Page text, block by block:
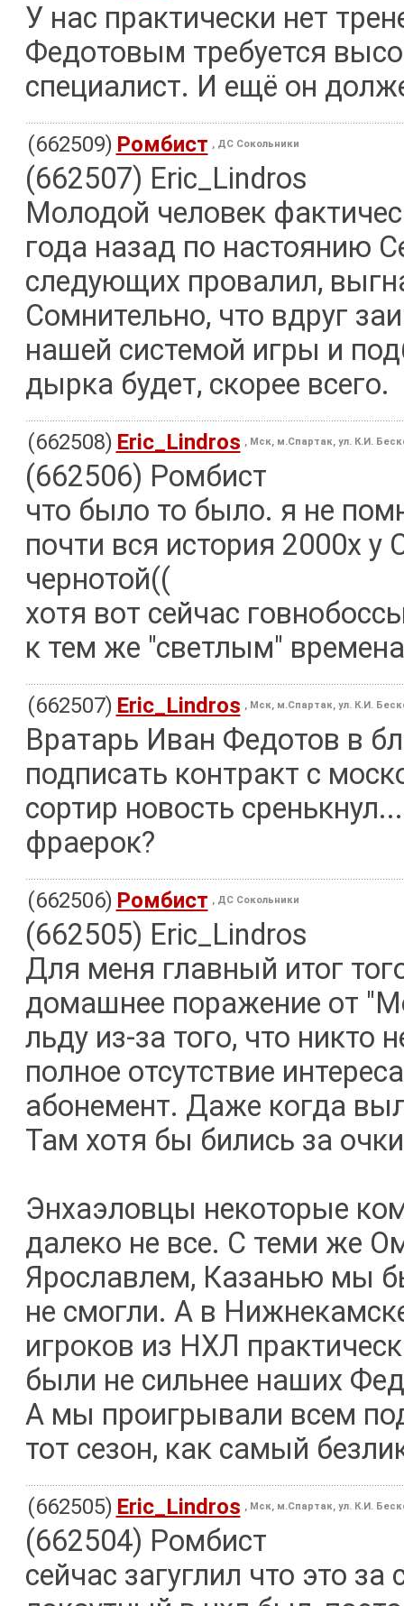
У нас практически нет
Федотовым требуется
специалист. И ещё он
(662509) Ромбист , ДС Сокольники
(662507) Eric_Lindros
Молодой человек
года назад по настоянию
следующих провалил,
Сомнительно, что вдруг
нашей системой игры и
дырка будет, скорее всего.
(662508) Eric_Lindros , Мск, м.Спартак, ул. К.И.
(662506) Ромбист
что было то было. я не
почти вся история 2000х
чернотой((
хотя вот сейчас
к тем же "светлым"
(662507) Eric_Lindros , Мск, м.Спартак, ул. К.И.
Вратарь Иван Федотов в
подписать контракт с
сортир новость
фраерок?
(662506) Ромбист , ДС Сокольники
(662505) Eric_Lindros
Для меня главный итог
домашнее поражение от
льду из-за того, что никто
полное отсутствие
абонемент. Даже когда
Там хотя бы бились за
Энхаэловцы некоторые
далеко не все. С теми же
Ярославлем, Казанью мы
не смогли. А в
игроков из НХЛ
были не сильнее наших
А мы проигрывали всем
тот сезон, как самый
(662505) Eric_Lindros , Мск, м.Спартак, ул. К.И.
(662504) Ромбист
сейчас загуглил что это